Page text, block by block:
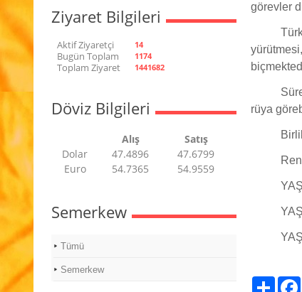
Ziyaret Bilgileri
Aktif Ziyaretçi 14
Bugün Toplam 1174
Toplam Ziyaret 1441682
Döviz Bilgileri
Alış
Satış
Dolar
47.4896
47.6799
Euro
54.7365 54.9559
Semerkew
Tümü
Semerkew
görevler
rüya
Paylaş